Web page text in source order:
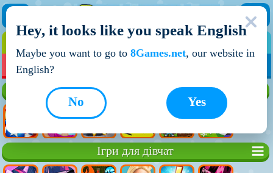
НОВІ ІГРИ
Ігри для дівчат
Hey, it looks like you speak English
Maybe you want to go to 8Games.net, our website in
English?
Yes
No